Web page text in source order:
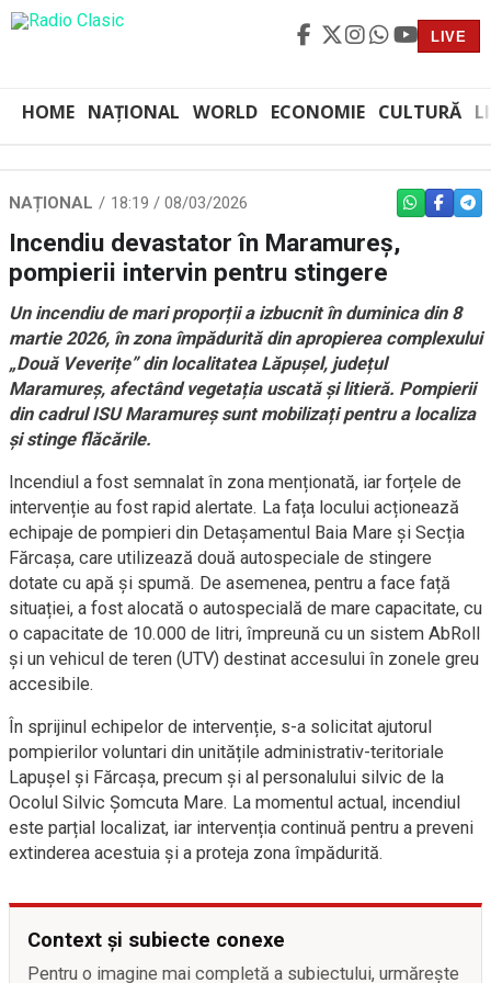
LIVE
HOME NAȚIONAL WORLD ECONOMIE CULTURĂ
NAȚIONAL 18:19 / 08/03/2026 WHATSAPP
Incendiu devastator în Maramureș,
pompierii intervin pentru stingere
Un incendiu de mari proporții a izbucnit în duminica din 8
martie 2026, în zona împădurită din apropierea complexului
„Două Veverițe” din localitatea Lăpușel, județul
Maramureș, afectând vegetația uscată și litieră. Pompierii
din cadrul ISU Maramureș sunt mobilizați pentru a localiza
și stinge flăcările.
Incendiul a fost semnalat în zona menționată, iar forțele de
intervenție au fost rapid alertate. La fața locului acționează
echipaje de pompieri din Detașamentul Baia Mare și Secția
Fărcașa, care utilizează două autospeciale de stingere
dotate cu apă și spumă. De asemenea, pentru a face față
situației, a fost alocată o autospecială de mare capacitate, cu
o capacitate de 10.000 de litri, împreună cu un sistem AbRoll
și un vehicul de teren (UTV) destinat accesului în zonele greu
accesibile.
În sprijinul echipelor de intervenție, s-a solicitat ajutorul
pompierilor voluntari din unitățile administrativ-teritoriale
Lapușel și Fărcașa, precum și al personalului silvic de la
Ocolul Silvic Șomcuta Mare. La momentul actual, incendiul
este parțial localizat, iar intervenția continuă pentru a preveni
extinderea acestuia și a proteja zona împădurită.
Context și subiecte conexe
Pentru o imagine mai completă a subiectului, urmărește